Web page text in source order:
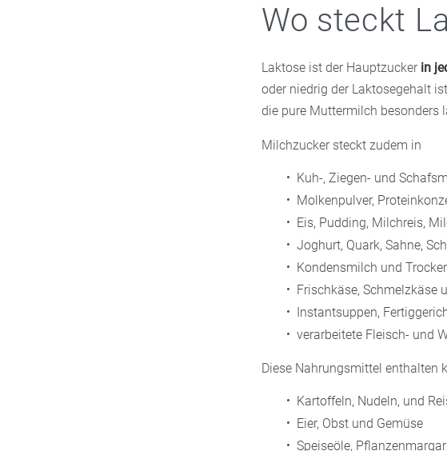
Wo steckt
Laktose ist der Hauptzucker in
oder niedrig der Laktosegehalt
die pure Muttermilch besonders
Milchzucker steckt zudem in
Kuh-, Ziegen- und
Molkenpulver,
Eis, Pudding, Milchreis,
Joghurt, Quark, Sahne,
Kondensmilch und
Frischkäse, Schmelzkäse
Instantsuppen,
verarbeitete Fleisch- und
Diese Nahrungsmittel enthalten
Kartoffeln, Nudeln, und
Eier, Obst und Gemüse
Speiseöle,